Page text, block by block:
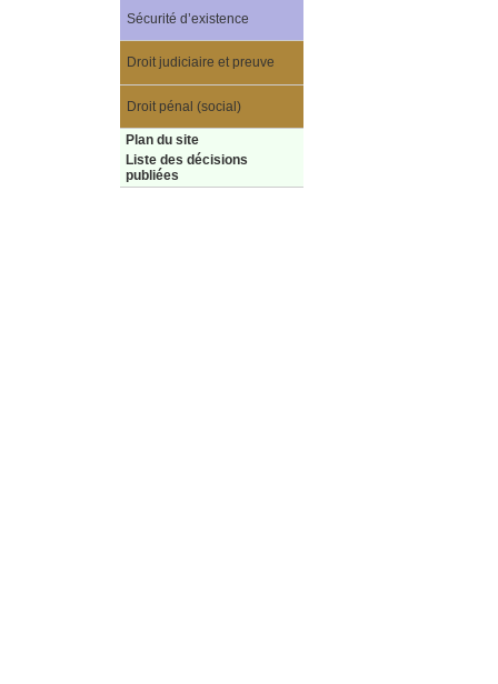
Sécurité d’existence
Droit judiciaire et preuve
Droit pénal (social)
Plan du site
Liste des décisions
publiées